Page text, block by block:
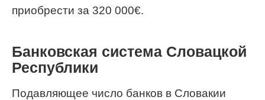
приобрести за 320 000€.
Банковская система Словацкой
Республики
Подавляющее число банков в Словакии